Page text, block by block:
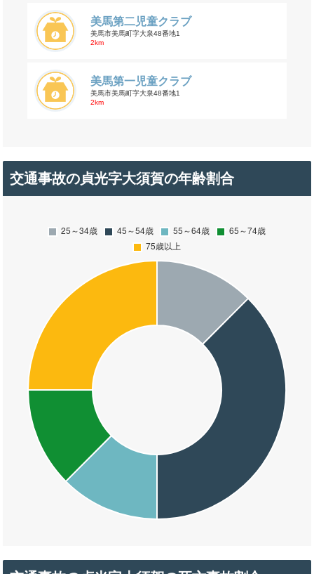
美馬第二児童クラブ
美馬市美馬町字大泉48番地1
2km
美馬第一児童クラブ
美馬市美馬町字大泉48番地1
2km
交通事故の貞光字大須賀の年齢割合